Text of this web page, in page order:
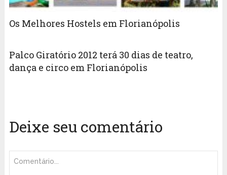
Os Melhores Hostels em Florianópolis
Palco Giratório 2012 terá 30 dias de teatro,
dança e circo em Florianópolis
Deixe seu comentário